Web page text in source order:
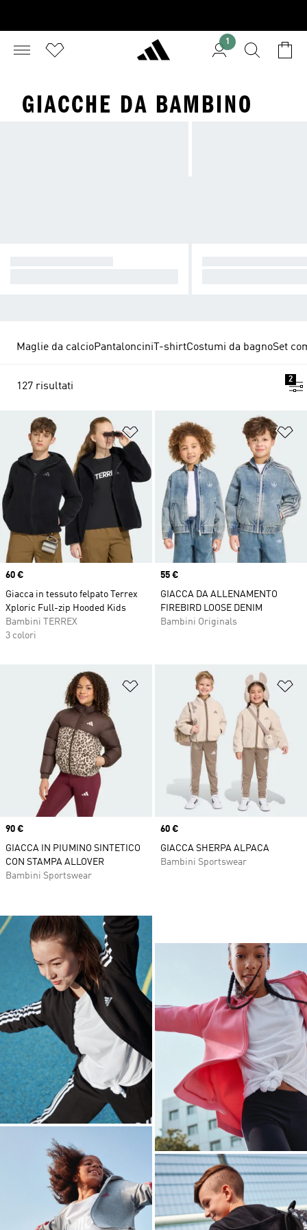
1
GIACCHE DA BAMBINO
Maglie da calcioPantaloncini T-shirtCostumi da bagnoSet
127 risultati
2
Aggiungi alla lista dei desideri
Price
60 €
Giacca in tessuto felpato Terrex
Xploric Full-zip Hooded Kids
Bambini TERREX
3 colori
Price
55 €
GIACCA DA ALLENAMENTO
FIREBIRD LOOSE DENIM
Bambini Originals
Aggiungi alla lista dei desideri
Price
90 €
GIACCA IN PIUMINO SINTETICO
CON STAMPA ALLOVER
Bambini Sportswear
Price
60 €
GIACCA SHERPA ALPACA
Bambini Sportswear